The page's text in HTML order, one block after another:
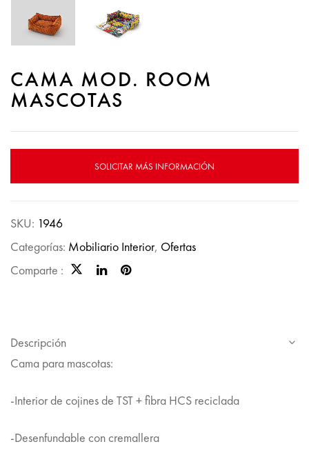
CAMA MOD. ROOM
MASCOTAS
SOLICITAR MÁS INFORMACIÓN
SKU: 1946
Categorías: Mobiliario Interior, Ofertas
Comparte :
Descripción
Cama para mascotas:
-Interior de cojines de TST + fibra HCS reciclada
-Desenfundable con cremallera